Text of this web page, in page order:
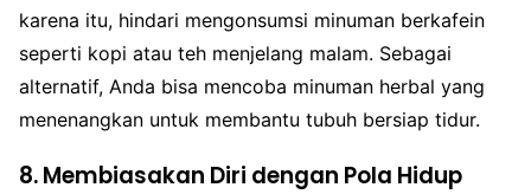
karena itu, hindari mengonsumsi minuman berkafein
seperti kopi atau teh menjelang malam. Sebagai
alternatif, Anda bisa mencoba minuman herbal yang
menenangkan untuk membantu tubuh bersiap tidur.
8. Membiasakan Diri dengan Pola Hidup